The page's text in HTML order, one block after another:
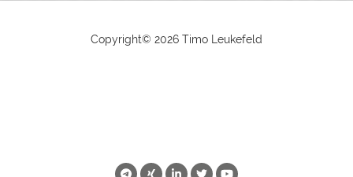
Copyright© 2026 Timo Leukefeld